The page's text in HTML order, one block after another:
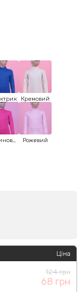
Кремовий
Малиновий Рожевий
Ціна
124 грн
68 грн